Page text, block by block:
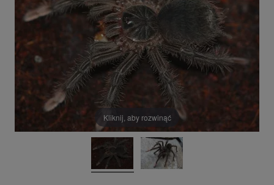
Kliknij, aby rozwinąć